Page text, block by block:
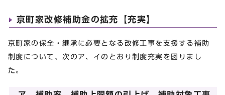
京町家改修補助金の拡充【充実】
京町家の保全・継承に必要となる改修工事を支援する補助
制度について、次のア、イのとおり制度充実を図りまし
た。